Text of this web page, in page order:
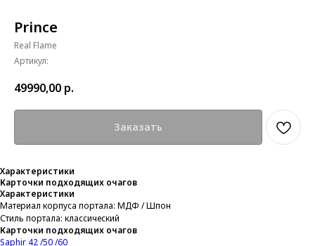
Prince
Real Flame
Артикул:
49990,00 р.
Заказать
Характеристики
Карточки подходящих очагов
Характеристики
Материал корпуса портала: МДФ / Шпон
Стиль портала: классический
Карточки подходящих очагов
Saphir 42 /50 /60